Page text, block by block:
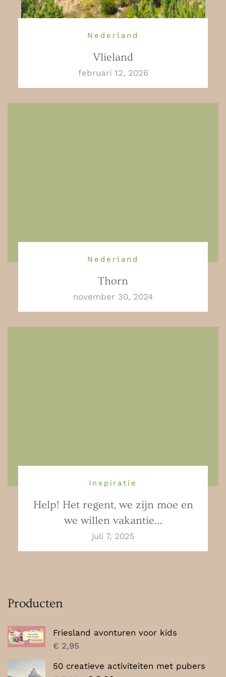
Nederland
Vlieland
februari 12, 2026
Nederland
Thorn
november 30, 2024
Inspiratie
Help! Het regent, we zijn moe en
we willen vakantie…
juli 7, 2025
Producten
Friesland avonturen voor kids
€ 2,95
50 creatieve activiteiten met pubers